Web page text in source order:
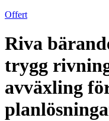
Offert
Riva
trygg
avväxling